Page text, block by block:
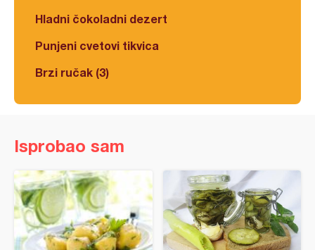
Hladni čokoladni dezert
Punjeni cvetovi tikvica
Brzi ručak (3)
Isprobao sam